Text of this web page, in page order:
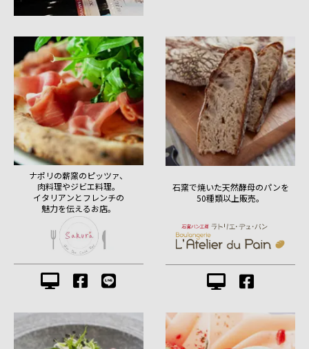
ナポリの薪窯のピッツァ、
肉料理やジビエ料理。
イタリアンとフレンチの
魅力を伝えるお店。
石窯で焼いた天然酵母のパンを
50種類以上販売。